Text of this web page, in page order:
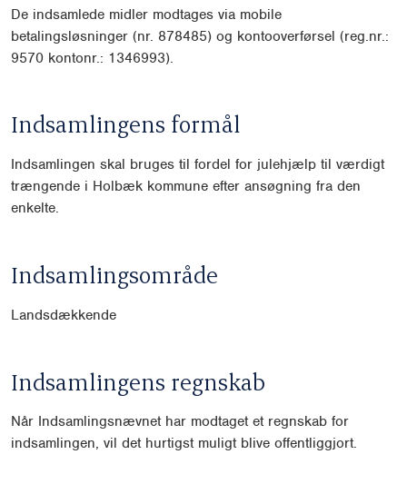
De indsamlede midler modtages via mobile
betalingsløsninger (nr. 878485) og kontooverførsel (reg.nr.:
9570 kontonr.: 1346993).
Indsamlingens formål
Indsamlingen skal bruges til fordel for julehjælp til værdigt
trængende i Holbæk kommune efter ansøgning fra den
enkelte.
Indsamlingsområde
Landsdækkende
Indsamlingens regnskab
Når Indsamlingsnævnet har modtaget et regnskab for
indsamlingen, vil det hurtigst muligt blive offentliggjort.